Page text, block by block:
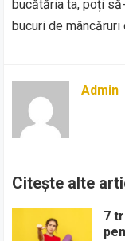
bucătăria ta, poți
bucuri de
Admin
Citește alte
7